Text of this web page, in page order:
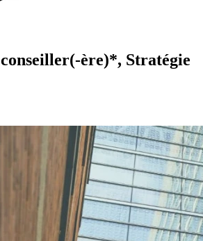
ère)*, Stratégie